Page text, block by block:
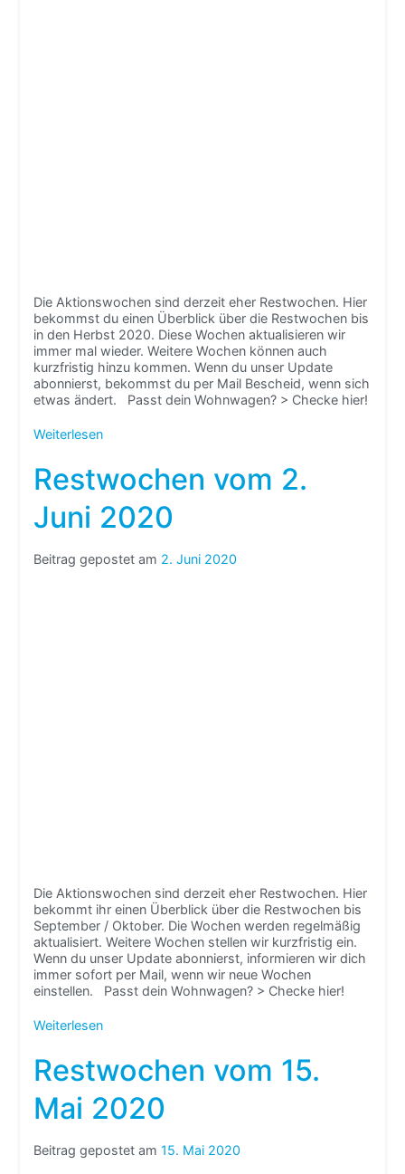
Die Aktionswochen sind derzeit eher Restwochen. Hier
bekommst du einen Überblick über die Restwochen bis
in den Herbst 2020. Diese Wochen aktualisieren wir
immer mal wieder. Weitere Wochen können auch
kurzfristig hinzu kommen. Wenn du unser Update
abonnierst, bekommst du per Mail Bescheid, wenn sich
etwas ändert. Passt dein Wohnwagen? > Checke hier!
Weiterlesen
Restwochen vom 2.
Juni 2020
Beitrag gepostet am 2. Juni 2020
Die Aktionswochen sind derzeit eher Restwochen. Hier
bekommt ihr einen Überblick über die Restwochen bis
September / Oktober. Die Wochen werden regelmäßig
aktualisiert. Weitere Wochen stellen wir kurzfristig ein.
Wenn du unser Update abonnierst, informieren wir dich
immer sofort per Mail, wenn wir neue Wochen
einstellen. Passt dein Wohnwagen? > Checke hier!
Weiterlesen
Restwochen vom 15.
Mai 2020
Beitrag gepostet am15. Mai 2020